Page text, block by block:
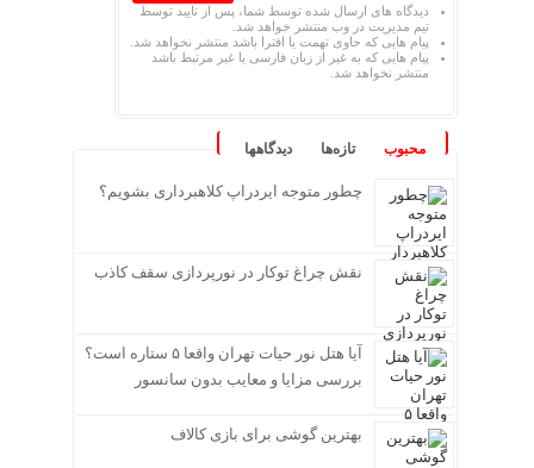
دیدگاه های ارسال شده توسط شما، پس از تایید توسط
تیم مدیریت در وب منتشر خواهد شد.
پیام هایی که حاوی تهمت یا افترا باشد منتشر نخواهد شد.
پیام هایی که به غیر از زبان فارسی یا غیر مرتبط باشد
منتشر نخواهد شد.
محبوب تازه‌ها دیدگاهها
چطور متوجه ایردراپ کلاهبرداری بشویم؟
نقش چراغ توکار در نورپردازی سقف کاذب
آیا هتل نور حیات تهران واقعا ۵ ستاره است؟
بررسی مزایا و معایب بدون سانسور
بهترین گوشی برای بازی کالاف